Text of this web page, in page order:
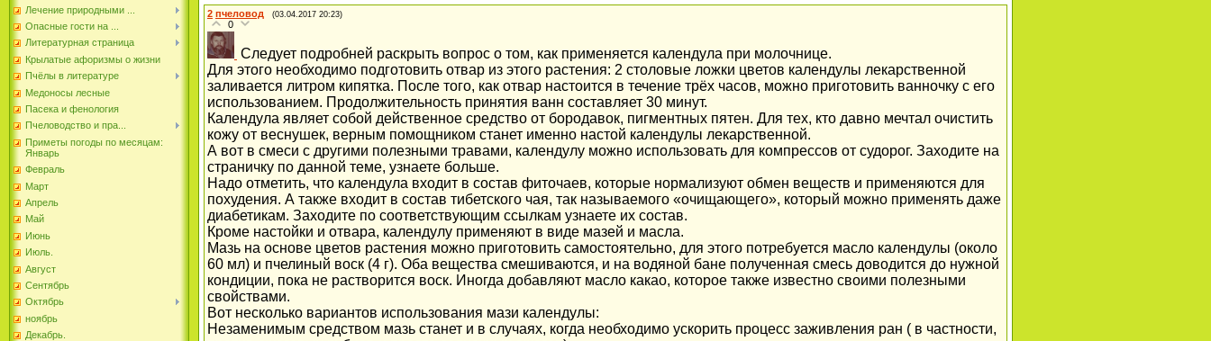
Лечение природными ...
Опасные гости на ...
Литературная страница
Крылатые афоризмы о жизни
Пчёлы в литературе
Медоносы лесные
Пасека и фенология
Пчеловодство и пра...
Приметы погоды по месяцам:
Январь
Февраль
Март
Апрель
Май
Июнь
Июль.
Август
Сентябрь
Октябрь
ноябрь
Декабрь.
2 пчеловод (03.04.2017 20:23)
0
Следует подробней раскрыть вопрос о том, как применяется календула при молочнице.
Для этого необходимо подготовить отвар из этого растения: 2 столовые ложки цветов календулы лекарственной
заливается литром кипятка. После того, как отвар настоится в течение трёх часов, можно приготовить ванночку с его
использованием. Продолжительность принятия ванн составляет 30 минут.
Календула являет собой действенное средство от бородавок, пигментных пятен. Для тех, кто давно мечтал очистить
кожу от веснушек, верным помощником станет именно настой календулы лекарственной.
А вот в смеси с другими полезными травами, календулу можно использовать для компрессов от судорог. Заходите на
страничку по данной теме, узнаете больше.
Надо отметить, что календула входит в состав фиточаев, которые нормализуют обмен веществ и применяются для
похудения. А также входит в состав тибетского чая, так называемого «очищающего», который можно применять даже
диабетикам. Заходите по соответствующим ссылкам узнаете их состав.
Кроме настойки и отвара, календулу применяют в виде мазей и масла.
Мазь на основе цветов растения можно приготовить самостоятельно, для этого потребуется масло календулы (около
60 мл) и пчелиный воск (4 г). Оба вещества смешиваются, и на водяной бане полученная смесь доводится до нужной
кондиции, пока не растворится воск. Иногда добавляют масло какао, которое также известно своими полезными
свойствами.
Вот несколько вариантов использования мази календулы:
Незаменимым средством мазь станет и в случаях, когда необходимо ускорить процесс заживления ран ( в частности,